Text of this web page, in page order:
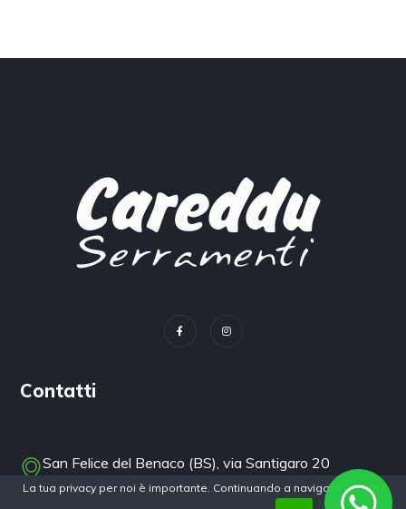
Contatti
San Felice del Benaco (BS), via Santigaro 20
La tua privacy per noi è importante. Continuando a navigare accetti i